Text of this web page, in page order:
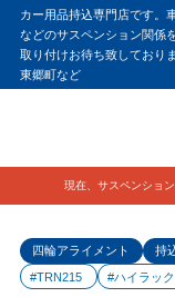
カー用品持込専門店です。
などのサスペンション関係
取り付けお待ち致しており
東郷町など
現在、サスペンショ
四輪アライメント 持
#TRN215
#ハイラッ